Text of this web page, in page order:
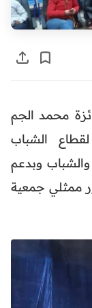
محمد الجم
لقطاع الشباب
وبدعم
ممثلي جمعية